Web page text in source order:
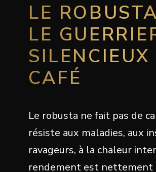
LE
LE
SILENCIEUX
CAFÉ
Le robusta ne fait pas de
résiste aux maladies, aux
ravageurs, à la chaleur
rendement est nettement